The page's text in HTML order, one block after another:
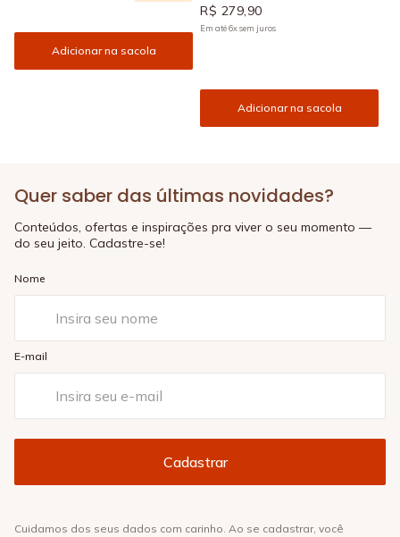
Adicionar na sacola
R$ 279,90
Em até6xsem juros
Adicionar na sacola
Quer saber das últimas novidades?
Conteúdos, ofertas e inspirações pra viver o seu momento —
do seu jeito. Cadastre-se!
Nome
E-mail
Cuidamos dos seus dados com carinho. Ao se cadastrar, você